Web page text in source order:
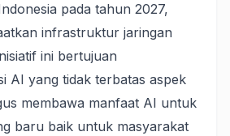
pada tahun 2027,
infrastruktur jaringan
ini bertujuan
AI yang tidak terbatas aspek
membawa manfaat AI untuk
baru baik untuk masyarakat